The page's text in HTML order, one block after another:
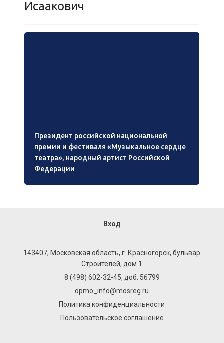
Исаакович
Президент российской национальной
премии и фестиваля «Музыкальное сердце
театра», народный артист Российской
Федерации
Вход
143407, Московская область, г. Красногорск, бульвар
Строителей, дом 1
8 (498) 602-32-45, доб. 56799
opmo_info@mosreg.ru
Политика конфиденциальности
Пользовательское соглашение